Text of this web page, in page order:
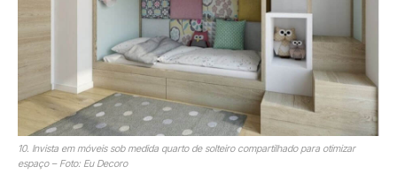
10. Invista em móveis sob medida quarto de solteiro compartilhado para otimizar
espaço – Foto: Eu Decoro